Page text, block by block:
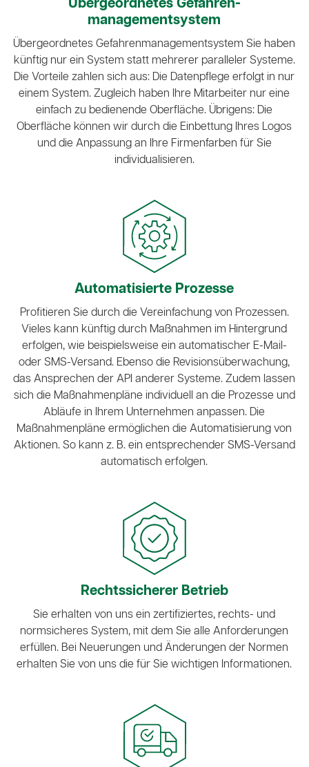
Übergeordnetes Gefahren­
managementsystem
Übergeordnetes Gefahrenmanagementsystem Sie haben
künftig nur ein System statt mehrerer paralleler Systeme.
Die Vorteile zahlen sich aus: Die Datenpflege erfolgt in nur
einem System. Zugleich haben Ihre Mitarbeiter nur eine
einfach zu bedienende Oberfläche. Übrigens: Die
Oberfläche können wir durch die Einbettung Ihres Logos
und die Anpassung an Ihre Firmenfarben für Sie
individualisieren.
Automatisierte Prozesse
Profitieren Sie durch die Vereinfachung von Prozessen.
Vieles kann künftig durch Maßnahmen im Hintergrund
erfolgen, wie beispielsweise ein automatischer E-Mail-
oder SMS-Versand. Ebenso die Revisionsüberwachung,
das Ansprechen der API anderer Systeme. Zudem lassen
sich die Maßnahmenpläne individuell an die Prozesse und
Abläufe in Ihrem Unternehmen anpassen. Die
Maßnahmenpläne ermöglichen die Automatisierung von
Aktionen. So kann z. B. ein entsprechender SMS-Versand
automatisch erfolgen.
Rechtssicherer Betrieb
Sie erhalten von uns ein zertifiziertes, rechts- und
normsicheres System, mit dem Sie alle Anforderungen
erfüllen. Bei Neuerungen und Änderungen der Normen
erhalten Sie von uns die für Sie wichtigen Informationen.